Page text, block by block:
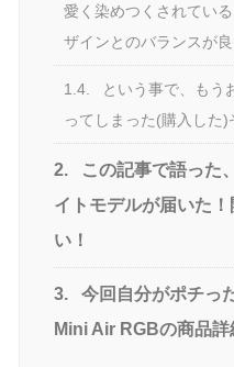
愛く染めつくされてい
ザインとのバランスが良
1.4.
という事で、もう
ってしまった(購入した)
2.
この記事で語った
イトモデルが届いた
い！
3.
今回自分がポチっ
Mini Air RGBの商品詳